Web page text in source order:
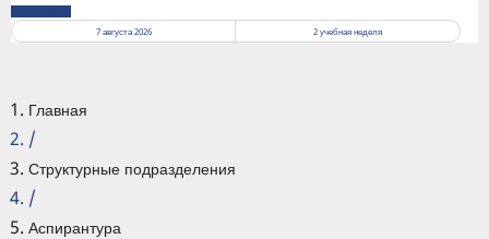
7 августа 2026
2учебная неделя
Главная
/
Структурные подразделения
/
Аспирантура